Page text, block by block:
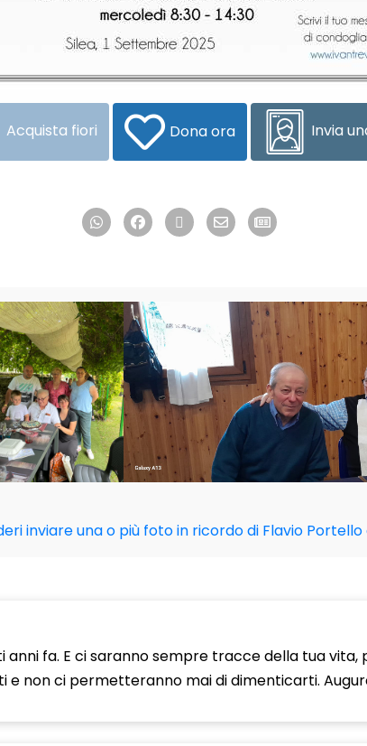
Acquista fiori Dona ora Invia
inviare una o più foto in ricordo di Flavio
fa. E ci saranno sempre tracce della tua vita,
non ci permetteranno mai di dimenticarti.